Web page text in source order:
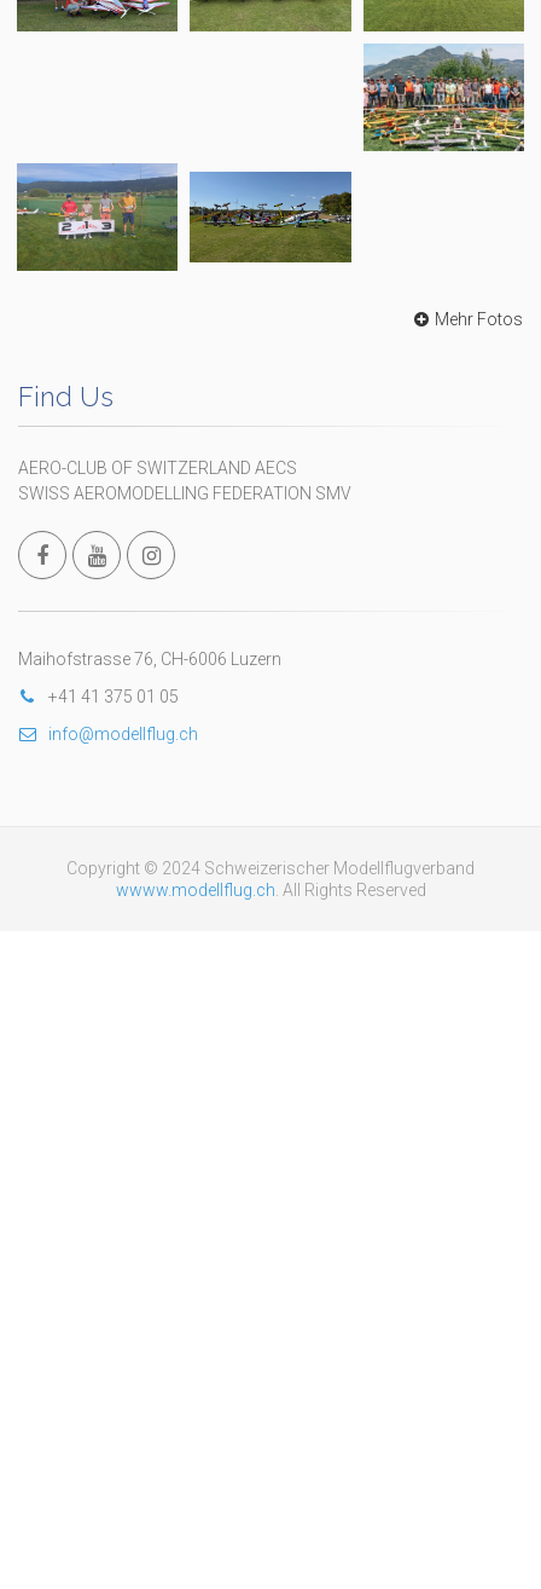
Mehr Fotos
Find Us
AERO-CLUB OF SWITZERLAND AECS
SWISS AEROMODELLING FEDERATION SMV
Maihofstrasse 76, CH-6006 Luzern
+41 41 375 01 05
info@modellflug.ch
Copyright © 2024 Schweizerischer Modellflugverband
wwww.modellflug.ch . All Rights Reserved